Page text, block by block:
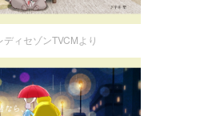
ディセゾンTVCMより